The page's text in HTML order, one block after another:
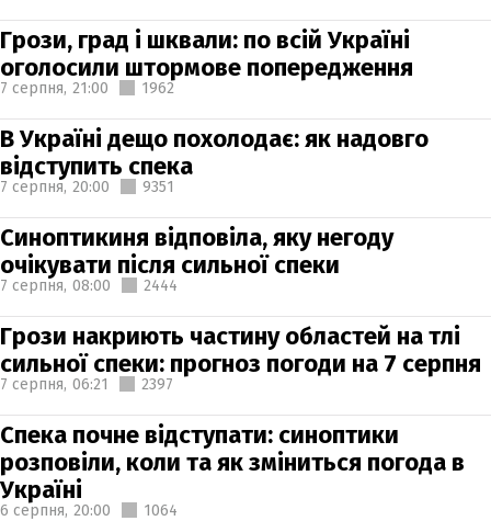
Грози, град і шквали: по всій Україні
оголосили штормове попередження
7 серпня, 21:00 1962
В Україні дещо похолодає: як надовго
відступить спека
7 серпня, 20:00 9351
Синоптикиня відповіла, яку негоду
очікувати після сильної спеки
7 серпня, 08:00 2444
Грози накриють частину областей на тлі
сильної спеки: прогноз погоди на 7 серпня
7 серпня, 06:21 2397
Спека почне відступати: синоптики
розповіли, коли та як зміниться погода в
Україні
6 серпня, 20:00 1064